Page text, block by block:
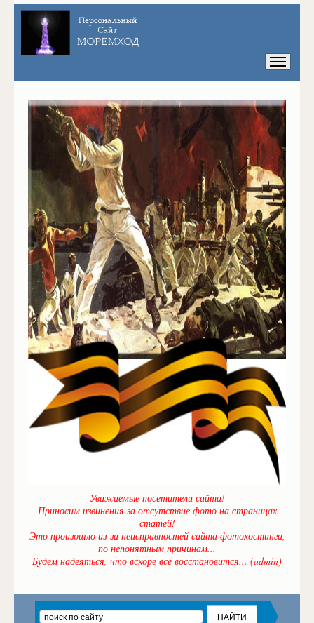
Уважаемые посетители сайта!
Приносим извинения за отсутствие фото на страницах
статей!
Это произошло из-за неисправностей сайта фотохостинга,
по непонятным причинам...
Будем надеяться, что вскоре всё восстановится... (admin)